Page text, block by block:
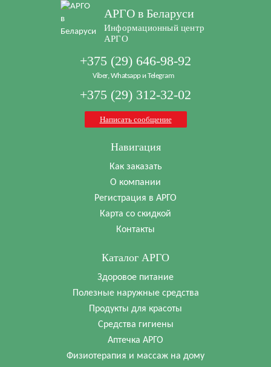
АРГО в Беларуси
Информационный центр
АРГО
+375 (29) 646-98-92
Viber, Whatsapp и Telegram
+375 (29) 312-32-02
Написать сообщение
Навигация
Как заказать
О компании
Регистрация в АРГО
Карта со скидкой
Контакты
Каталог АРГО
Здоровое питание
Полезные наружные средства
Продукты для красоты
Средства гигиены
Аптечка АРГО
Физиотерапия и массаж на дому